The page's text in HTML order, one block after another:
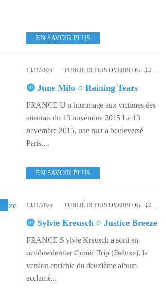
EN SAVOIR PLUS
13/11/2025 PUBLIÉ DEPUIS OVERBLOG …
🔵 June Milo ○ Raining Tears
FRANCE U n hommage aux victimes des
attentats du 13 novembre 2015 Le 13
novembre 2015, une nuit a bouleversé
Paris....
EN SAVOIR PLUS
548 13/11/2025 PUBLIÉ DEPUIS OVERBLOG …
🔵 Sylvie Kreusch ○ Justice Breeze
FRANCE S ylvie Kreusch a sorti en
octobre dernier Comic Trip (Deluxe), la
version enrichie du deuxième album
acclamé...